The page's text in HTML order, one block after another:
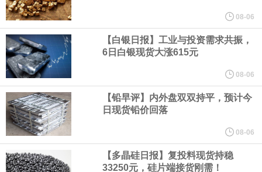
芯片设备制造商东京电子股价下跌近6%，日本存储芯片制造商铠侠
股价下跌超过10%。
WPP股价料创1992年以来最大单日涨幅，上涨25%至11个月高位。
谷歌规划的印度数据中心枢纽建设工作正在如火如荼推进，项目所
在地上方的山坡已经被开挖，露出赤红土层，并修出层层台地。但
环保人士的反对声浪持续高涨，给这家美国科技巨头总规模 150 亿
08-06
【白银日报】工业与投资需求共振，
6日白银现货大涨615元
08-06
【铅早评】内外盘双双持平，预计今
日现货铅价回落
08-06
【多晶硅日报】复投料现货持稳
33250元，硅片端接货刚需！